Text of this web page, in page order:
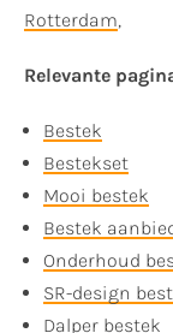
Rotterdam,
Relevante
Bestek
Bestekset
Mooi bestek
Bestek
Onderhoud
SR-design
Dalper bestek